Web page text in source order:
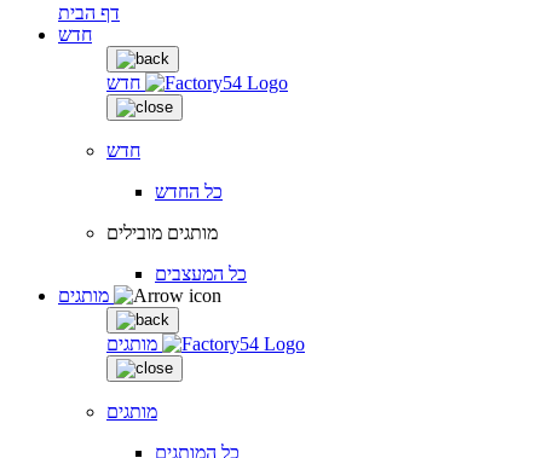
דף הבית
חדש
חדש
חדש
כל החדש
מותגים מובילים
כל המעצבים
מותגים
מותגים
כל המותגים